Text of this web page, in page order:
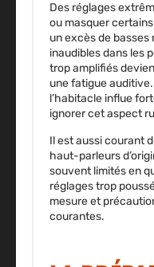
Des réglages
ou masquer
un excès de basses
inaudibles dans les
trop amplifiés
une fatigue auditive.
l’habitacle influe
ignorer cet aspect
Il est aussi courant
haut-parleurs
souvent limités en
réglages trop
mesure et
courantes.